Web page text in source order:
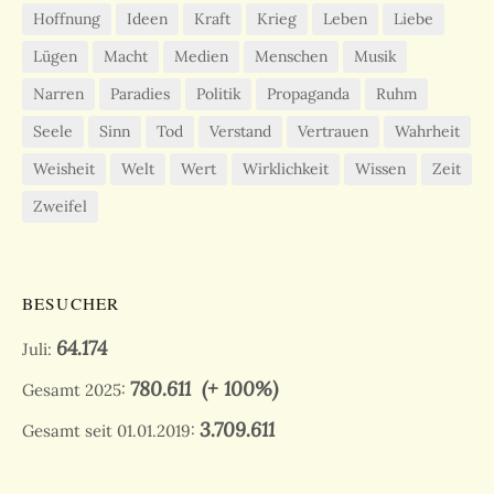
Hoffnung Ideen Kraft Krieg Leben
Liebe
Lügen
Macht Medien Menschen
Musik
Narren
Paradies Politik Propaganda
Ruhm
Seele
Sinn Tod Verstand Vertrauen
Wahrheit
Weisheit
Welt Wert Wirklichkeit Wissen
Zeit
Zweifel
BESUCHER
Juli: 64.174
Gesamt 2025: 780.611(+ 100%)
Gesamt seit 01.01.2019: 3.709.611